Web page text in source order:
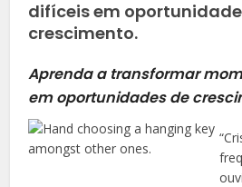
difíceis em
crescimento.
Aprenda a transformar
em oportunidades de